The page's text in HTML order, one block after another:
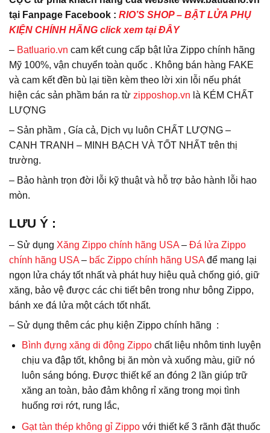
tại Fanpage Facebook : RIO’S SHOP – BẬT LỬA PHỤ
KIỆN CHÍNH HÃNG click xem tại ĐÂY
– Batluario.vn cam kết cung cấp bật lửa Zippo chính hãng
Mỹ 100%, vận chuyển toàn quốc . Không bán hàng FAKE
và cam kết đền bù lại tiền kèm theo lời xin lỗi nếu phát
hiện các sản phầm bán ra từ zipposhop.vn là KÉM CHẤT
LƯỢNG
– Sản phầm , Gía cả, Dịch vụ luôn CHẤT LƯỢNG –
CẠNH TRANH – MINH BẠCH VÀ TỐT NHẤT trên thị
trường.
– Bảo hành trọn đời lỗi kỹ thuật và hỗ trợ bảo hành lỗi hao
mòn.
LƯU Ý :
– Sử dụng Xăng Zippo chính hãng USA– Đá lửa Zippo
chính hãng USA– bấc Zippo chính hãng USAđể mang lại
ngọn lửa cháy tốt nhất và phát huy hiệu quả chống gió, giữ
xăng, bảo vệ được các chi tiết bên trong như bông Zippo,
bánh xe đá lửa một cách tốt nhất.
– Sử dụng thêm các phụ kiện Zippo chính hãng :
Bình đựng xăng di động Zippochất liệu nhôm tinh luyện
chịu va đập tốt, không bị ăn mòn và xuống màu, giữ nó
luôn sáng bóng. Được thiết kế an đóng 2 lần giúp trữ
xăng an toàn, bảo đảm không rỉ xăng trong mọi tình
huống rơi rớt, rung lắc,
Gạt tàn thép không gỉ Zippo với thiết kế 3 rãnh đặt thuốc